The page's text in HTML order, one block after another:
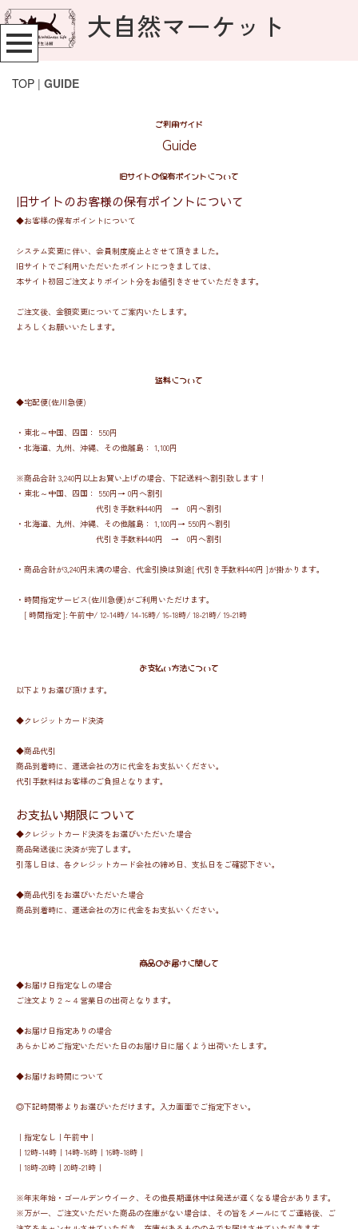
大自然マーケット
TOP | GUIDE
ご利用ガイド
Guide
旧サイトの保有ポイントについて
旧サイトのお客様の保有ポイントについて
◆お客様の保有ポイントについて
システム変更に伴い、会員制度廃止とさせて頂きました。
旧サイトでご利用いただいたポイントにつきましては、
本サイト初回ご注文よりポイント分をお値引きさせていただきます。
ご注文後、金額変更についてご案内いたします。
よろしくお願いいたします。
送料について
◆宅配便(佐川急便)
・東北～中国、四国： 550円
・北海道、九州、沖縄、その他離島： 1,100円
※商品合計 3,240円以上お買い上げの場合、下記送料へ割引致します！
・東北～中国、四国： 550円→ 0円へ割引
代引き手数料440円 → 0円へ割引
・北海道、九州、沖縄、その他離島： 1,100円→ 550円へ割引
代引き手数料440円 → 0円へ割引
・商品合計が3,240円未満の場合、代金引換は別途[ 代引き手数料440円 ]が掛かります。
・時間指定サービス(佐川急便)がご利用いただけます。
[ 時間指定 ]: 午前中/ 12-14時/ 14-16時/ 16-18時/ 18-21時/ 19-21時
お支払い方法について
以下よりお選び頂けます。
◆クレジットカード決済
◆商品代引
商品到着時に、運送会社の方に代金をお支払いください。
代引手数料はお客様のご負担となります。
お支払い期限について
◆クレジットカード決済をお選びいただいた場合
商品発送後に決済が完了します。
引落し日は、各クレジットカード会社の締め日、支払日をご確認下さい。
◆商品代引をお選びいただいた場合
商品到着時に、運送会社の方に代金をお支払いください。
商品のお届けに関して
◆お届け日指定なしの場合
ご注文より２～４営業日の出荷となります。
◆お届け日指定ありの場合
あらかじめご指定いただいた日のお届け日に届くよう出荷いたします。
◆お届けお時間について
◎下記時間帯よりお選びいただけます。入力画面でご指定下さい。
｜指定なし｜午前中｜
｜12時-14時｜14時-16時｜16時-18時｜
｜18時-20時｜20時-21時｜
※年末年始・ゴールデンウイーク、その他長期連休中は発送が遅くなる場合があります。
※万が一、ご注文いただいた商品の在庫がない場合は、その旨をメールにてご連絡後、ご